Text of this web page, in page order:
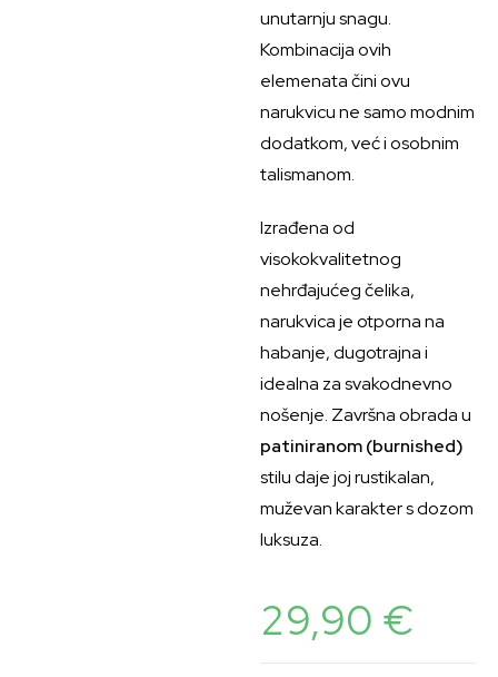
unutarnju snagu.
Kombinacija ovih
elemenata čini ovu
narukvicu ne samo modnim
dodatkom, već i osobnim
talismanom.
Izrađena od
visokokvalitetnog
nehrđajućeg čelika,
narukvica je otporna na
habanje, dugotrajna i
idealna za svakodnevno
nošenje. Završna obrada u
patiniranom (burnished)
stilu daje joj rustikalan,
muževan karakter s dozom
luksuza.
29,90 €